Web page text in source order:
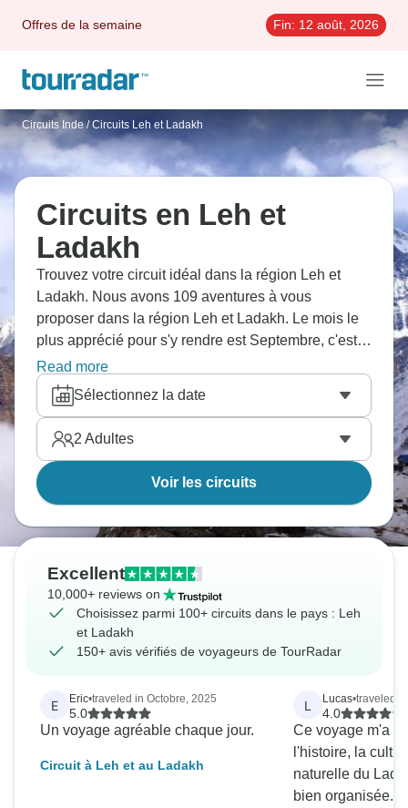
Offres de la semaine Fin: 12 août, 2026
Circuits Inde / Circuits Leh et Ladakh
Circuits en Leh et
Ladakh
Trouvez votre circuit idéal dans la région Leh et
Ladakh. Nous avons 109 aventures à vous
proposer dans la région Leh et Ladakh. Le mois le
plus apprécié pour s'y rendre est Septembre, c'est-
à-dire le mois qui compte le plus grand nombre de
départs.
Read more
Sélectionnez la date
2 Adultes
Voir les circuits
Excellent
10,000+ reviews on
Choisissez parmi 100+ circuits dans le pays : Leh
et Ladakh
150+ avis vérifiés de voyageurs de TourRadar
E Eric•traveled in Octobre, 2025
5.0
Un voyage agréable chaque jour.
Circuit à Leh et au Ladakh
L Lucas•traveled
4.0
Ce voyage m'a
l'histoire, la
naturelle du
bien organisée.